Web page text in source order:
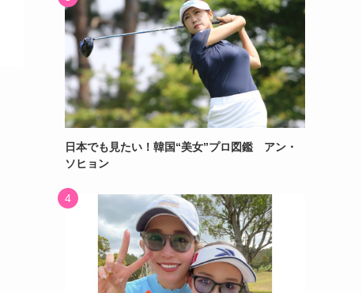
日本でも見たい！韓国“美女”プロ図鑑 アン・
ソヒョン